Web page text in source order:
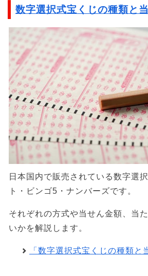
数字選択式宝くじの種類と
日本国内で販売されている数字選
ト・ビンゴ5・ナンバーズです。
それぞれの方式や当せん金額、当
いかを解説します。
「数字選択式宝くじの種類と